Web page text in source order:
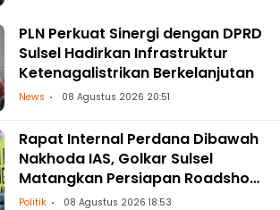
PLN Perkuat Sinergi dengan DPRD
Sulsel Hadirkan Infrastruktur
Ketenagalistrikan Berkelanjutan
News 08 Agustus 2026 20:51
Rapat Internal Perdana Dibawah
Nakhoda IAS, Golkar Sulsel
Matangkan Persiapan Roadshow
ke Daerah
Politik 08 Agustus 2026 18:53